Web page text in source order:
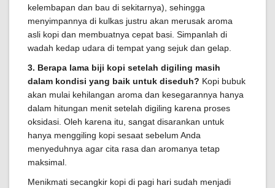
kelembapan dan bau di sekitarnya), sehingga
menyimpannya di kulkas justru akan merusak aroma
asli kopi dan membuatnya cepat basi. Simpanlah di
wadah kedap udara di tempat yang sejuk dan gelap.
3. Berapa lama biji kopi setelah digiling masih
dalam kondisi yang baik untuk diseduh? Kopi bubuk
akan mulai kehilangan aroma dan kesegarannya hanya
dalam hitungan menit setelah digiling karena proses
oksidasi. Oleh karena itu, sangat disarankan untuk
hanya menggiling kopi sesaat sebelum Anda
menyeduhnya agar cita rasa dan aromanya tetap
maksimal.
Menikmati secangkir kopi di pagi hari sudah menjadi